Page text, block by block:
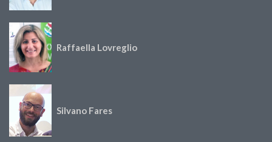
Raffaella Lovreglio
Silvano Fares